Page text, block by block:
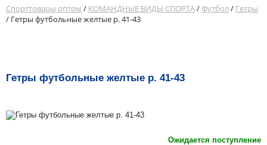
Спорттовары оптом / КОМАНДНЫЕ ВИДЫ СПОРТА/Футбол/ Гетры
/ Гетры футбольные желтые р. 41-43
Гетры футбольные желтые р. 41-43
Ожидается поступление